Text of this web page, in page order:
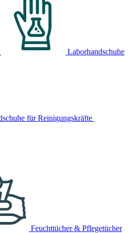
Laborhandschuhe
für Reinigungskräfte
Feuchttücher & Pflegetücher